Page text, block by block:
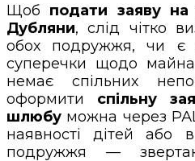
Щоб подати заяву на
Дубляни, слід чітко
обох подружжя, чи є
суперечки щодо
немає спільних
оформити спільну
шлюбу можна через
наявності дітей або
подружжя —